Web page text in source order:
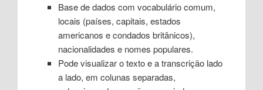
Base de dados com vocabulário comum,
locais (países, capitais, estados
americanos e condados britânicos),
nacionalidades e nomes populares.
Pode visualizar o texto e a transcrição lado
a lado, em colunas separadas,